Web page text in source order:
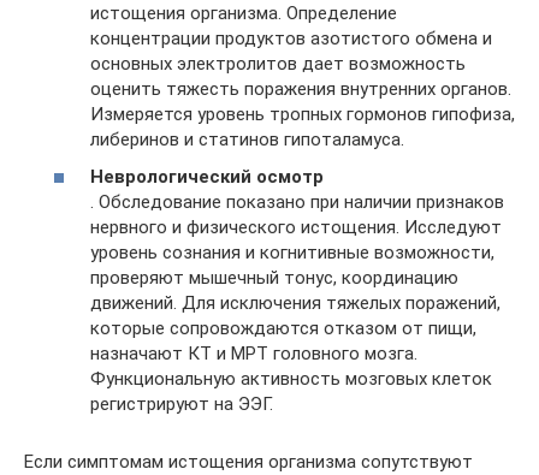
истощения организма. Определение
концентрации продуктов азотистого обмена и
основных электролитов дает возможность
оценить тяжесть поражения внутренних органов.
Измеряется уровень тропных гормонов гипофиза,
либеринов и статинов гипоталамуса.
Неврологический осмотр
. Обследование показано при наличии признаков
нервного и физического истощения. Исследуют
уровень сознания и когнитивные возможности,
проверяют мышечный тонус, координацию
движений. Для исключения тяжелых поражений,
которые сопровождаются отказом от пищи,
назначают КТ и МРТ головного мозга.
Функциональную активность мозговых клеток
регистрируют на ЭЭГ.
Если симптомам истощения организма сопутствуют